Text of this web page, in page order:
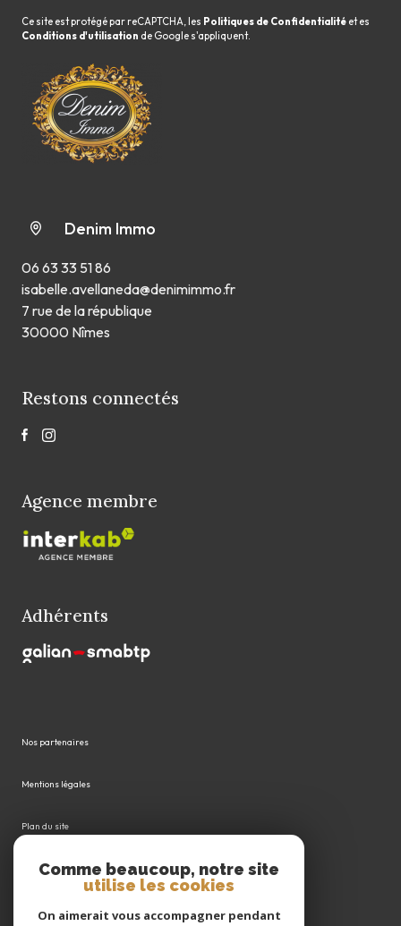
Ce site est protégé par reCAPTCHA, les Politiques de Confidentialité et es
Conditions d'utilisation de Google s'appliquent.
Denim Immo
06 63 33 51 86
isabelle.avellaneda@denimimmo.fr
7 rue de la république
30000 Nîmes
Restons connectés
Agence membre
Adhérents
Nos partenaires
Mentions légales
Plan du site
Admin
Politique RGPD
Comme beaucoup, notre site
utilise les cookies
On aimerait vous accompagner pendant